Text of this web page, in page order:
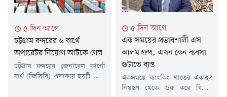
পরিচয়ে বাসাবাড়িতে ঢুকে
এখন নিত্যদিনের চিত্রে পরিণত
হয়েছে। একের...
সংস্থাটি।শনিবার (১ আগস্ট) চট্টগ্রাম
ওয়াসার বোর্ড সভায় সংস্থার
বাণিজ্যিক বিভাগ আবাসিক ও...
৫ দিন আগে
চট্টগ্রাম বন্দরের ৬ বার্থে
অপারেটর নিয়োগ আটকে গেল
চট্টগ্রাম বন্দরের জেনারেল কার্গো
বার্থ (জিসিবি) এলাকার ছয়টি বার্থে
৫ দিন আগে
এক সময়ের প্রভাবশালী এস
আলম গ্রুপ, এখন কেন ব্যবসা
গুটাতে ব্যস্ত
একসময়ে ব্যাংকিং খাতের একচ্ছত্র
নিয়ন্ত্রণ থেকে শুরু করে বিদ্যুৎ,